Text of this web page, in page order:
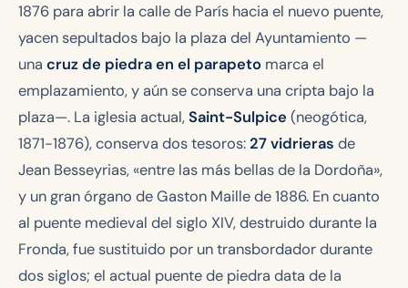
1876 para abrir la calle de París hacia el nuevo puente,
yacen sepultados bajo la plaza del Ayuntamiento —
una cruz de piedra en el parapeto marca el
emplazamiento, y aún se conserva una cripta bajo la
plaza—. La iglesia actual,Saint-Sulpice (neogótica,
1871-1876), conserva dos tesoros:27 vidrieras de
Jean Besseyrias, «entre las más bellas de la Dordoña»,
y un gran órgano de Gaston Maille de 1886. En cuanto
al puente medieval del siglo XIV, destruido durante la
Fronda, fue sustituido por un transbordador durante
dos siglos; el actual puente de piedra data de la